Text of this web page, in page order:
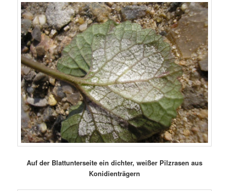
Auf der Blattunterseite ein dichter, weißer Pilzrasen aus
Konidienträgern